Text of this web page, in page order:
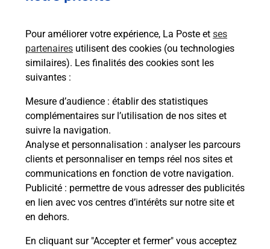
Pour améliorer votre expérience, La Poste et ses
partenaires utilisent des cookies (ou technologies
similaires). Les finalités des cookies sont les
suivantes :
Mesure d’audience : établir des statistiques
complémentaires sur l’utilisation de nos sites et
suivre la navigation.
Analyse et personnalisation : analyser les parcours
clients et personnaliser en temps réel nos sites et
communications en fonction de votre navigation.
Publicité : permettre de vous adresser des publicités
en lien avec vos centres d’intérêts sur notre site et
en dehors.
En cliquant sur "Accepter et fermer" vous acceptez
Combien coûte l'examen du code de
la route ?
Comment s'inscrire au code de la
Comment avoir les résultats du code
de la route ?
Combien de temps dure l'examen du
code de la route ?
Combien de fautes pour le code de la
route ?